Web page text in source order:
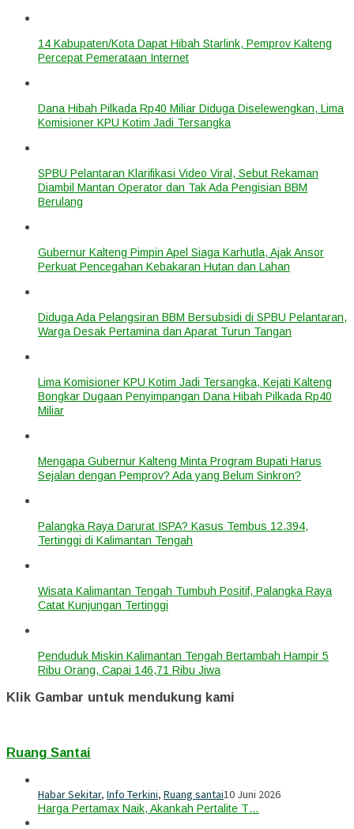
14 Kabupaten/Kota Dapat Hibah Starlink, Pemprov Kalteng
Percepat Pemerataan Internet
Dana Hibah Pilkada Rp40 Miliar Diduga Diselewengkan, Lima
Komisioner KPU Kotim Jadi Tersangka
SPBU Pelantaran Klarifikasi Video Viral, Sebut Rekaman
Diambil Mantan Operator dan Tak Ada Pengisian BBM
Berulang
Gubernur Kalteng Pimpin Apel Siaga Karhutla, Ajak Ansor
Perkuat Pencegahan Kebakaran Hutan dan Lahan
Diduga Ada Pelangsiran BBM Bersubsidi di SPBU Pelantaran,
Warga Desak Pertamina dan Aparat Turun Tangan
Lima Komisioner KPU Kotim Jadi Tersangka, Kejati Kalteng
Bongkar Dugaan Penyimpangan Dana Hibah Pilkada Rp40
Miliar
Mengapa Gubernur Kalteng Minta Program Bupati Harus
Sejalan dengan Pemprov? Ada yang Belum Sinkron?
Palangka Raya Darurat ISPA? Kasus Tembus 12.394,
Tertinggi di Kalimantan Tengah
Wisata Kalimantan Tengah Tumbuh Positif, Palangka Raya
Catat Kunjungan Tertinggi
Penduduk Miskin Kalimantan Tengah Bertambah Hampir 5
Ribu Orang, Capai 146,71 Ribu Jiwa
Klik Gambar untuk mendukung kami
Ruang Santai
Habar Sekitar, Info Terkini, Ruang santai10 Juni 2026
Harga Pertamax Naik, Akankah Pertalite T…